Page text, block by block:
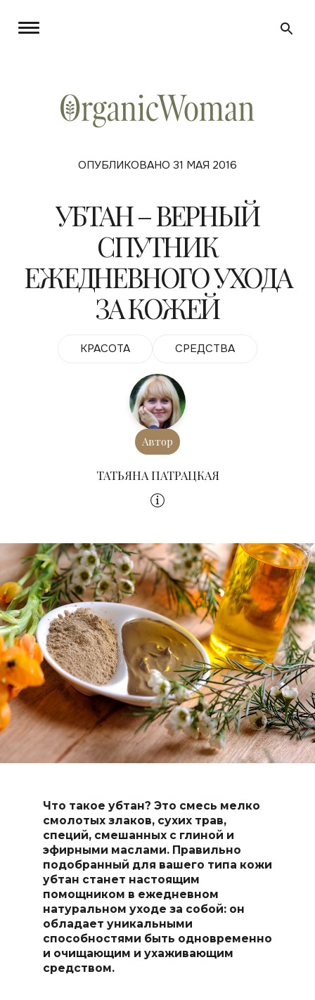
ОПУБЛИКОВАНО 31 МАЯ 2016
УБТАН – ВЕРНЫЙ
СПУТНИК
ЕЖЕДНЕВНОГО УХОДА
ЗА КОЖЕЙ
КРАСОТА СРЕДСТВА
Автор
ТАТЬЯНА ПАТРАЦКАЯ
Что такое убтан? Это смесь мелко
смолотых злаков, сухих трав,
специй, смешанных с глиной и
эфирными маслами. Правильно
подобранный для вашего типа кожи
убтан станет настоящим
помощником в ежедневном
натуральном уходе за собой: он
обладает уникальными
способностями быть одновременно
и очищающим и ухаживающим
средством.